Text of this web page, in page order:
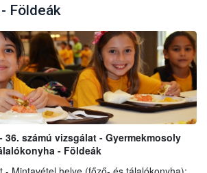
Földeák
36. számú vizsgálat - Gyermekmosoly
- Földeák